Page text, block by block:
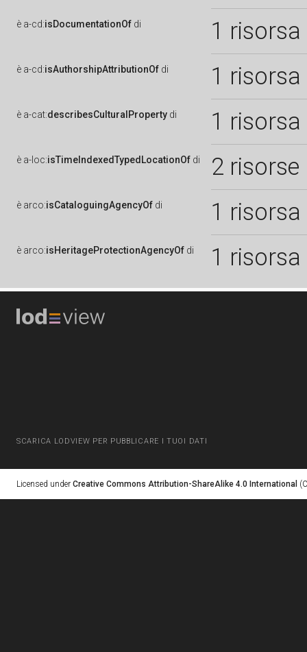
è a-cd:isDocumentationOf di 1 risorsa
è a-cd:isAuthorshipAttributionOf di 1 risorsa
è a-cat:describesCulturalProperty di 1 risorsa
è a-loc:isTimeIndexedTypedLocationOf di 2 risorse
è arco:isCataloguingAgencyOf di 1 risorsa
è arco:isHeritageProtectionAgencyOf di 1 risorsa
SCARICA LODVIEW PER PUBBLICARE I TUOI DATI
Licensed under Creative Commons Attribution-ShareAlike 4.0 International